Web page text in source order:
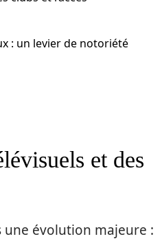
: un levier de notoriété
et des
une évolution majeure :